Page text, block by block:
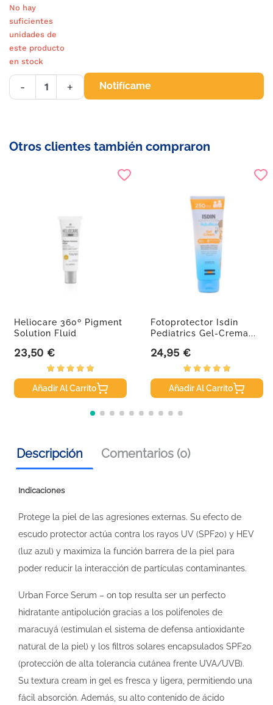
No hay
suficientes
unidades de
este producto
en stock
- + Notifícame
Otros clientes también compraron
Heliocare 360º Pigment
Solution Fluid
Precio
23,50 €
Añadir Al Carrito
Fotoprotector Isdin
Pediatrics Gel-Crema...
Precio
24,95 €
Añadir Al Carrito
Descripción Comentarios (0)
Indicaciones
Protege la piel de las agresiones externas. Su efecto de
escudo protector actúa contra los rayos UV (SPF20) y HEV
(luz azul) y maximiza la función barrera de la piel para
poder reducir la interacción de partículas contaminantes.
Urban Force Serum – on top resulta ser un perfecto
hidratante antipolución gracias a los polifenoles de
maracuyá (estimulan el sistema de defensa antioxidante
natural de la piel) y los filtros solares encapsulados SPF20
(protección de alta tolerancia cutánea frente UVA/UVB).
Su textura cream in gel es fresca y ligera, permitiendo una
fácil absorción. Además, su alto contenido de ácido